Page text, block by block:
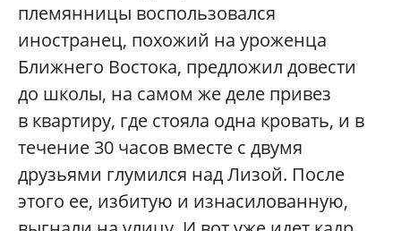
племянницы воспользовался
иностранец, похожий на уроженца
Ближнего Востока, предложил довести
до школы, на самом же деле привез
в квартиру, где стояла одна кровать, и в
течение 30 часов вместе с двумя
друзьями глумился над Лизой. После
этого ее, избитую и изнасилованную,